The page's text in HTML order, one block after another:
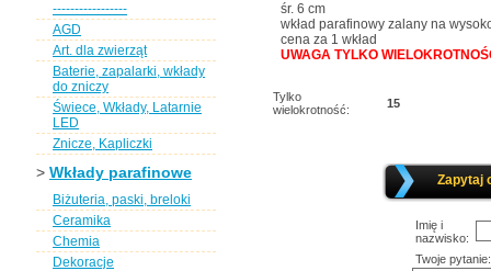
-----------------
AGD
Art. dla zwierząt
Baterie, zapalarki, wkłady
do zniczy
Świece, Wkłady, Latarnie
LED
Znicze, Kapliczki
> Wkłady parafinowe
Biżuteria, paski, breloki
Ceramika
Chemia
Dekoracje
śr. 6 cm
wkład parafinowy zalany na
cena za 1 wkład
UWAGA TYLKO
Tylko
wielokrotność:
15
Zapytaj
Imię i
nazwisko:
Twoje pytanie: